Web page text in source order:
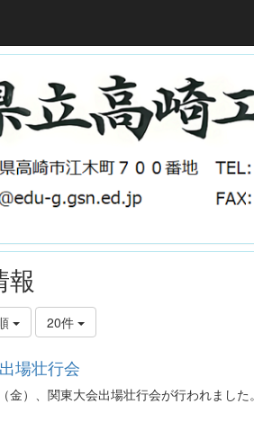
報
20件
場壮行会
金）、関東大会出場壮行会が行われました。